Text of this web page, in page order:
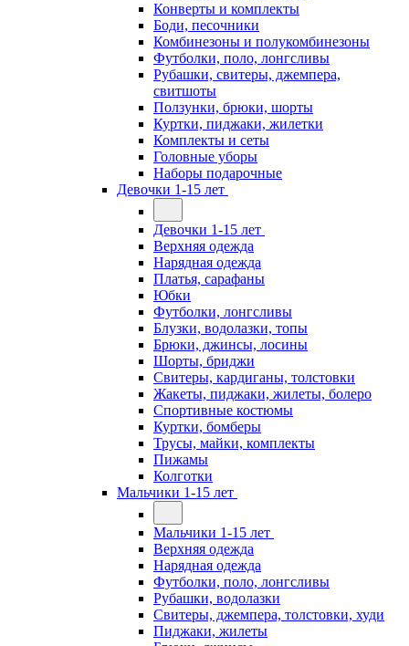
Конверты и комплекты
Боди, песочники
Комбинезоны и полукомбинезоны
Футболки, поло, лонгсливы
Рубашки, свитеры, джемпера,
свитшоты
Ползунки, брюки, шорты
Куртки, пиджаки, жилетки
Комплекты и сеты
Головные уборы
Наборы подарочные
Девочки 1-15 лет
Девочки 1-15 лет
Верхняя одежда
Нарядная одежда
Платья, сарафаны
Юбки
Футболки, лонгсливы
Блузки, водолазки, топы
Брюки, джинсы, лосины
Шорты, бриджи
Свитеры, кардиганы, толстовки
Жакеты, пиджаки, жилеты, болеро
Спортивные костюмы
Куртки, бомберы
Трусы, майки, комплекты
Пижамы
Колготки
Мальчики 1-15 лет
Мальчики 1-15 лет
Верхняя одежда
Нарядная одежда
Футболки, поло, лонгсливы
Рубашки, водолазки
Свитеры, джемпера, толстовки, худи
Пиджаки, жилеты